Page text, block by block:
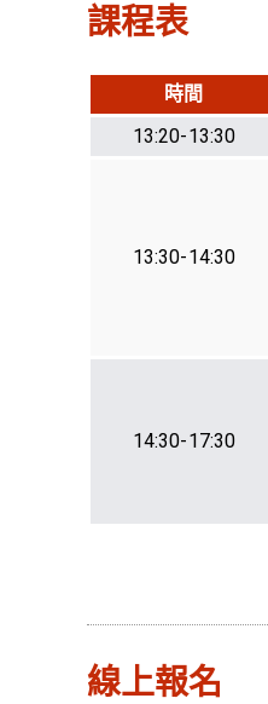
課程表
時間
13:20-13:30
13:30-14:30
14:30-17:30
線上報名